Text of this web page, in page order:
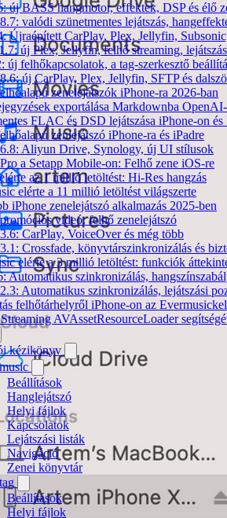
új BASS hangmotor, effektek, DSP és élő
valódi szünetmentes lejátszás,
Újraépített CarPlay, Plex, Jellyfin,
új Plex, Jellyfin, felhő streaming,
új felhőkapcsolatok, a tag-szerkesztő
új CarPlay, Plex, Jellyfin, SFTP és
zenelejátszók iPhone-ra 2026-ban
exportálása Markdownba
FLAC és DSD lejátszása iPhone-on
zenlejátszó iPhone-ra és iPadre
Aliyun Drive, Synology, új UI stílusok
a Setapp Mobile-on: Felhő zene iOS-re
az 1 millió letöltést: Hi-Res hangzás
elérte a 11 millió letöltést világszerte
iPhone zenelejátszó alkalmazás 2025-ben
videó: felhő zenelejátszó
CarPlay, VoiceOver és még több
Crossfade, könyvtárszinkronizálás és
elérte a 3 millió letöltést: funkciók
Automatikus szinkronizálás,
Automatikus szinkronizálás, lejátszási
felhőtárhelyről iPhone-on az Evermusickel
AVAssetResourceLoader
kézikönyv
Beállítások
Hanglejátszó
Helyi fájlok
Kapcsolatok
Lejátszási listák
Navigáció
Zenei könyvtár
Beállítások
Helyi fájlok